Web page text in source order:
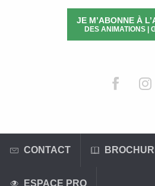
JE M’ABONNE À
DES ANIMATIONS |
CONTACT
ESPACE PRO